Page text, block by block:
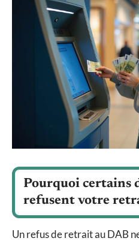
Pourquoi certains
refusent votre
Un refus de retrait au DAB